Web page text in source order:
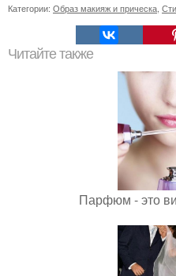
Категории: Образ макияж и прическа
Читайте также
Парфюм - это